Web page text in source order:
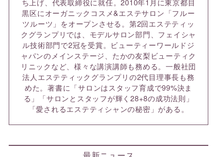
ち上げ、代表取締役に就任。2010年1月に東京都目
黒区にオーガニックコスメ&エステサロン「フルー
ツルーツ」をオープンさせる。第2回エステティッ
クグランプリでは、モデルサロン部門、フェイシャ
ル技術部門で2冠を受賞。ビューティーワールドジ
ャパンのメインステージ、たかの友梨ビューティク
リニックなど、様々な講演講師も務める。一般社団
法人エステティックグランプリの2代目理事長も務
めた。著書に「サロンはスタッフ育成で99%決ま
る」「サロンとスタッフが輝く28+8の成功法則」
「愛されるエステティシャンの秘密」がある。